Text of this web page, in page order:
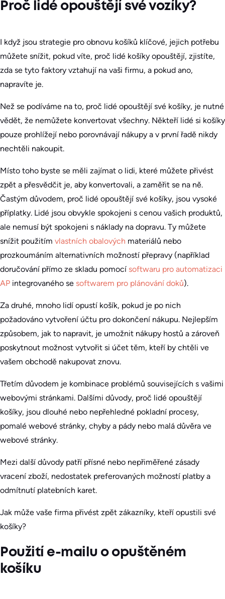
Proč lidé opouštějí své vozíky?
I když jsou strategie pro obnovu košíků klíčové, jejich potřebu
můžete snížit, pokud víte, proč lidé košíky opouštějí, zjistíte,
zda se tyto faktory vztahují na vaši firmu, a pokud ano,
napravíte je.
Než se podíváme na to, proč lidé opouštějí své košíky, je nutné
vědět, že nemůžete konvertovat všechny. Někteří lidé si košíky
pouze prohlížejí nebo porovnávají nákupy a v první řadě nikdy
nechtěli nakoupit.
Místo toho byste se měli zajímat o lidi, které můžete přivést
zpět a přesvědčit je, aby konvertovali, a zaměřit se na ně.
Častým důvodem, proč lidé opouštějí své košíky, jsou vysoké
příplatky. Lidé jsou obvykle spokojeni s cenou vašich produktů,
ale nemusí být spokojeni s náklady na dopravu. Ty můžete
snížit použitím vlastních obalových materiálů nebo
prozkoumáním alternativních možností přepravy (například
doručování přímo ze skladu pomocí softwaru pro automatizaci
AP integrovaného se softwarem pro plánování doků).
Za druhé, mnoho lidí opustí košík, pokud je po nich
požadováno vytvoření účtu pro dokončení nákupu. Nejlepším
způsobem, jak to napravit, je umožnit nákupy hostů a zároveň
poskytnout možnost vytvořit si účet těm, kteří by chtěli ve
vašem obchodě nakupovat znovu.
Třetím důvodem je kombinace problémů souvisejících s vašimi
webovými stránkami. Dalšími důvody, proč lidé opouštějí
košíky, jsou dlouhé nebo nepřehledné pokladní procesy,
pomalé webové stránky, chyby a pády nebo malá důvěra ve
webové stránky.
Mezi další důvody patří přísné nebo nepřiměřené zásady
vracení zboží, nedostatek preferovaných možností platby a
odmítnutí platebních karet.
Jak může vaše firma přivést zpět zákazníky, kteří opustili své
košíky?
Použití e-mailu o opuštěném
košíku